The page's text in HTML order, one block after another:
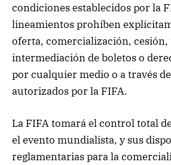
condiciones establecidos por la
lineamientos prohíben
oferta, comercialización,
intermediación de boletos o
por cualquier medio o a través
autorizados por la FIFA.
La FIFA tomará el control total
el evento mundialista, y sus
reglamentarias para la